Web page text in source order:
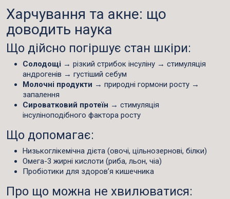
Харчування та акне: що
доводить наука
Що дійсно погіршує стан шкіри:
Солодощі → різкий стрибок інсуліну → стимуляція
андрогенів → густіший себум
Молочні продукти → природні гормони росту →
запалення
Сироватковий протеїн → стимуляція
інсуліноподібного фактора росту
Що допомагає:
Низькоглікемічна дієта (овочі, цільнозернові, білки)
Омега-3 жирні кислоти (риба, льон, чіа)
Пробіотики для здоров’я кишечника
Про що можна не хвилюватися: